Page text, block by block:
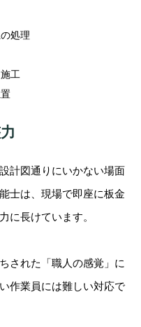
処理
工
計図通りにいかない場面
士は、現場で即座に板金
に長けています。
された「職人の感覚」に
作業員には難しい対応で